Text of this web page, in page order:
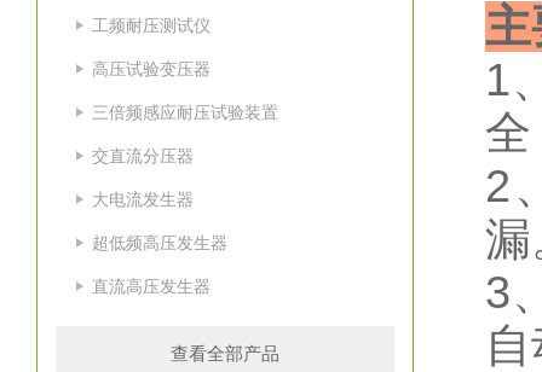
工频耐压测试仪
高压试验变压器
三倍频感应耐压试验装置
交直流分压器
大电流发生器
超低频高压发生器
直流高压发生器
查看全部产品
主
1
2
漏
3